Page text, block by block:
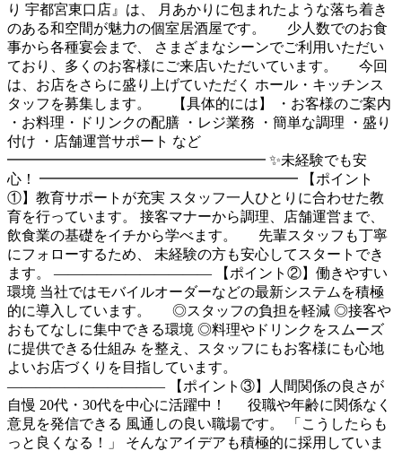
り 宇都宮東口店』は、 月あかりに包まれたような落ち着き
のある和空間が魅力の個室居酒屋です。 少人数でのお食
事から各種宴会まで、 さまざまなシーンでご利用いただい
ており、多くのお客様にご来店いただいています。 今回
は、お店をさらに盛り上げていただく ホール・キッチンス
タッフを募集します。 【具体的には】 ・お客様のご案内
・お料理・ドリンクの配膳 ・レジ業務 ・簡単な調理 ・盛り
付け ・店舗運営サポート など
━━━━━━━━━━━━━━━━━━ ✨未経験でも安
心！ ━━━━━━━━━━━━━━━━━━ 【ポイント
①】教育サポートが充実 スタッフ一人ひとりに合わせた教
育を行っています。 接客マナーから調理、店舗運営まで、
飲食業の基礎をイチから学べます。 先輩スタッフも丁寧
にフォローするため、 未経験の方も安心してスタートでき
ます。 ――――――――――― 【ポイント②】働きやすい
環境 当社ではモバイルオーダーなどの最新システムを積極
的に導入しています。 ◎スタッフの負担を軽減 ◎接客や
おもてなしに集中できる環境 ◎料理やドリンクをスムーズ
に提供できる仕組み を整え、スタッフにもお客様にも心地
よいお店づくりを目指しています。
――――――――――― 【ポイント③】人間関係の良さが
自慢 20代・30代を中心に活躍中！ 役職や年齢に関係なく
意見を発信できる 風通しの良い職場です。 「こうしたらも
っと良くなる！」 そんなアイデアも積極的に採用していま